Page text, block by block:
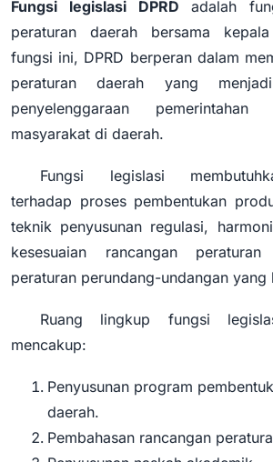
Fungsi legislasi DPRD adalah
peraturan daerah bersama
fungsi ini, DPRD berperan dalam
peraturan daerah yang
penyelenggaraan
masyarakat di daerah.
Fungsi legislasi
terhadap proses pembentukan
teknik penyusunan regulasi,
kesesuaian rancangan
peraturan perundang-undangan yang
Ruang lingkup fungsi
mencakup:
Penyusunan program
daerah.
Pembahasan rancangan